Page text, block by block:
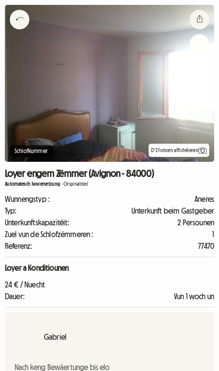
Schlofkummer D'2 Fotoen affichéieren
Loyer engem Zëmmer (Avignon - 84000)
Automatesch Iwwersetzung -Originaltitel
Wunnengstyp :
Aneres
Typ:
Unterkunft beim Gastgeber
Unterkunftskapazitéit:
2 Persounen
Zuel vun de Schlofzëmmeren :
1
Referenz:
77470
Loyer a Konditiounen
24 € / Nuecht
Dauer:
Vun 1 woch un
Gabriel
Nach keng Bewäertunge bis elo